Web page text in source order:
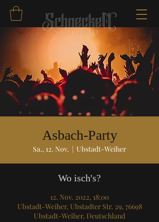
Asbach-Party
Sa., 12. Nov.
  |
Ubstadt-Weiher
Wo isch's?
12. Nov. 2022, 18:00
Ubstadt-Weiher, Ubstadter Str. 29, 76698
Ubstadt-Weiher, Deutschland